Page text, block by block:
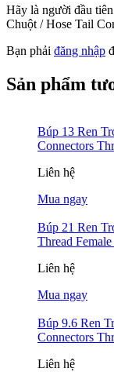
Hãy là người đầu
Chuột / Hose Tail
Bạn phải đăng nhập
Sản phẩm
Búp 13 Ren
Connectors
Liên hệ
Mua ngay
Búp 21 Ren
Thread
Liên hệ
Mua ngay
Búp 9.6 Ren
Connectors
Liên hệ